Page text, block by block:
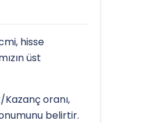
hisse
üst
oranı,
belirtir.